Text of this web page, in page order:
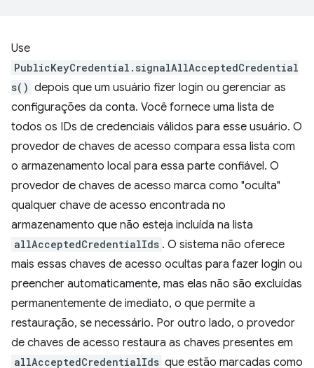
Use
PublicKeyCredential.signalAllAcceptedCredential
s() depois que um usuário fizer login ou gerenciar as
configurações da conta. Você fornece uma lista de
todos os IDs de credenciais válidos para esse usuário. O
provedor de chaves de acesso compara essa lista com
o armazenamento local para essa parte confiável. O
provedor de chaves de acesso marca como "oculta"
qualquer chave de acesso encontrada no
armazenamento que não esteja incluída na lista
allAcceptedCredentialIds . O sistema não oferece
mais essas chaves de acesso ocultas para fazer login ou
preencher automaticamente, mas elas não são excluídas
permanentemente de imediato, o que permite a
restauração, se necessário. Por outro lado, o provedor
de chaves de acesso restaura as chaves presentes em
allAcceptedCredentialIds que estão marcadas como